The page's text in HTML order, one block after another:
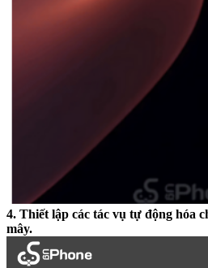
4. Thiết lập các tác vụ tự động hóa
mây.